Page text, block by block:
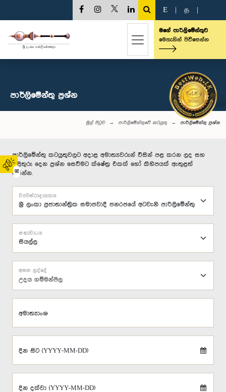
02
E த
මගේ පාර්ලිමේන්තුව
මෙතැනින් පිවිසෙන්න
පාර්ලි‌මේන්තු‌ ප්‍රශ්න
මුල් පිටුව පාර්ලිමේන්තුවේ කටයුතු පාර්ලි‌මේන්තු‌ ප්‍රශ්න
පාර්ලිමේන්තු කටයුතුවලට අදාළ අමාත්‍යවරුන් විසින් පළ කරන ලද සහ
පිළිතුරු දෙන ප්‍රශ්න සෙවීමට ක්ෂේත්‍ර එකක් හෝ කිහිපයක් ඇතුළත්
කරන්න.
ව්‍යවස්ථාදායකය
සභාවාරය
උදය ගම්මන්පිල
අසන ලද්දේ
අමාත්‍යාංශ
දින සිට (YYYY-MM-DD)
දින දක්වා (YYYY-MM-DD)